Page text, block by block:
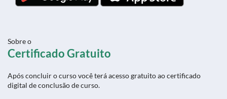
Sobre o
Certificado Gratuito
Após concluir o curso você terá acesso gratuito ao certificado
digital de conclusão de curso.